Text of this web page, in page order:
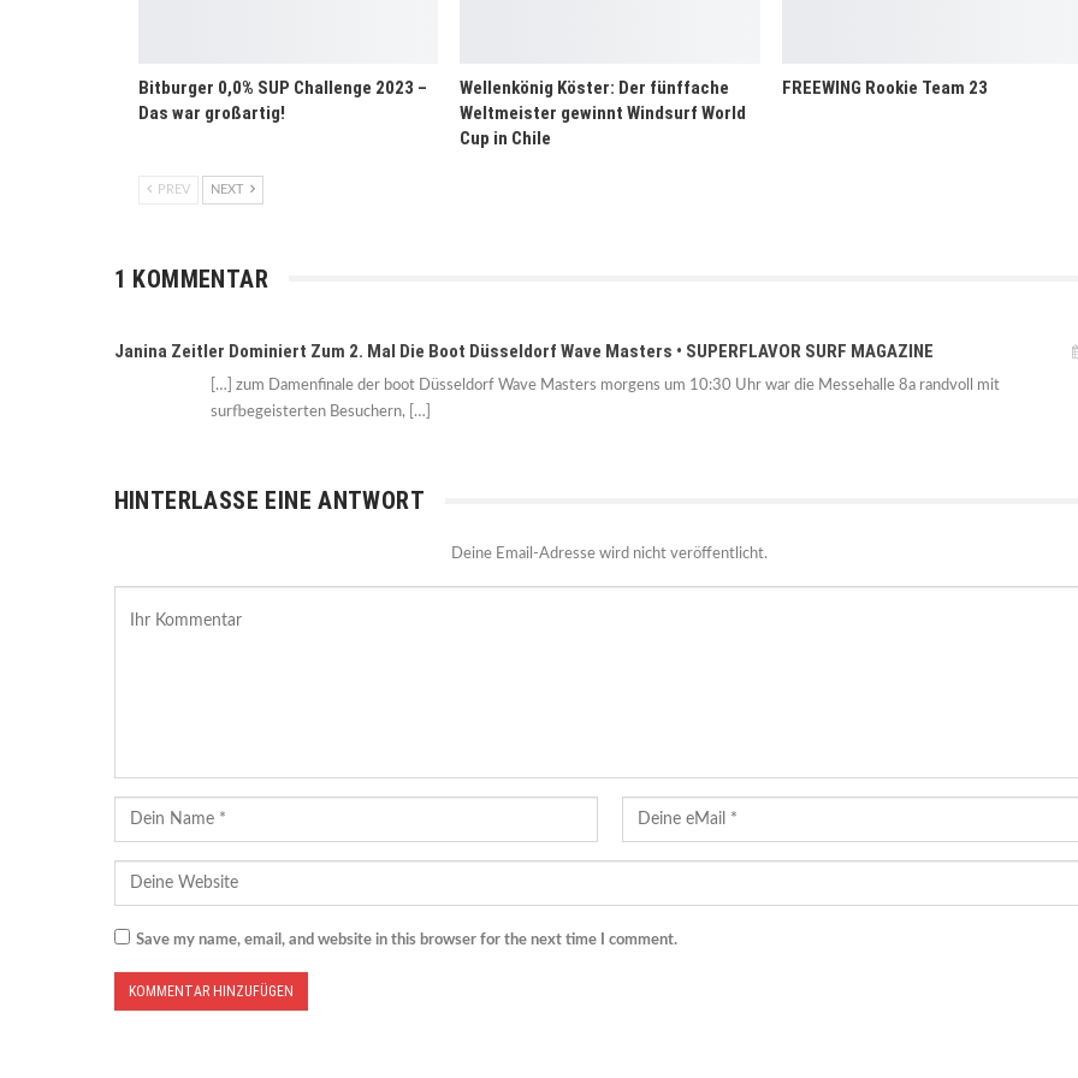
Bitburger 0,0% SUP Challenge 2023 –
Das war großartig!
Wellenkönig Köster: Der fünffache
Weltmeister gewinnt Windsurf World
Cup in Chile
FREEWING Rookie Team 23
PREV NEXT
1 KOMMENTAR
Janina Zeitler Dominiert Zum 2. Mal Die Boot Düsseldorf Wave Masters • SUPERFLAVOR SURF MAGAZINE
[…] zum Damenfinale der boot Düsseldorf Wave Masters morgens um 10:30 Uhr war die Messehalle 8a randvoll mit
surfbegeisterten Besuchern, […]
HINTERLASSE EINE ANTWORT
Deine Email-Adresse wird nicht veröffentlicht.
Save my name, email, and website in this browser for the next time I comment.